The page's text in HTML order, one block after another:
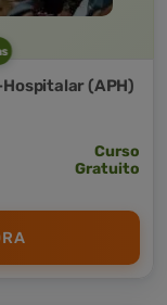
(APH)
Curso
Gratuito